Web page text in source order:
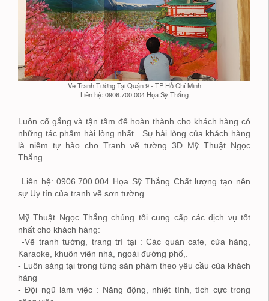
Vẽ Tranh Tường Tại Quận 9 - TP Hồ Chí Minh
Liên hệ: 0906.700.004 Họa Sỹ Thắng
Luôn cố gắng và tận tâm để hoàn thành cho khách hàng có
những tác phẩm hài lòng nhất . Sự hài lòng của khách hàng
là niềm tự hào cho Tranh vẽ tường 3D Mỹ Thuật Ngọc
Thắng
Liên hệ: 0906.700.004 Họa Sỹ Thắng Chất lượng tạo nên
sự Uy tín của tranh vẽ sơn tường
Mỹ Thuật Ngọc Thắng chúng tôi cung cấp các dịch vụ tốt
nhất cho khách hàng:
-Vẽ tranh tường, trang trí tại : Các quán cafe, cửa hàng,
Karaoke, khuôn viên nhà, ngoài đường phố,.
- Luôn sáng tại trong từng sản phảm theo yêu cầu của khách
hàng
- Đội ngũ làm việc : Năng động, nhiệt tình, tích cực trong